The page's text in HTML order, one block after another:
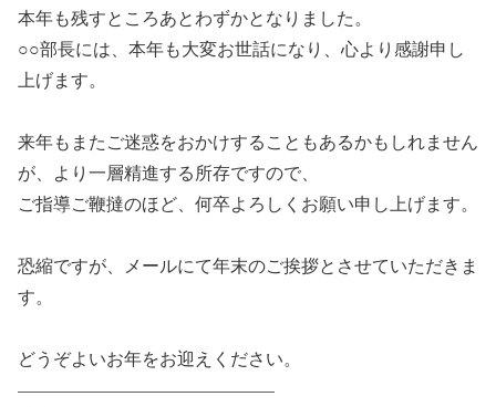
本年も残すところあとわずかとなりました。
○○部長には、本年も大変お世話になり、心より感謝申し
上げます。
来年もまたご迷惑をおかけすることもあるかもしれません
が、より一層精進する所存ですので、
ご指導ご鞭撻のほど、何卒よろしくお願い申し上げます。
恐縮ですが、メールにて年末のご挨拶とさせていただきま
す。
どうぞよいお年をお迎えください。
——————————————–